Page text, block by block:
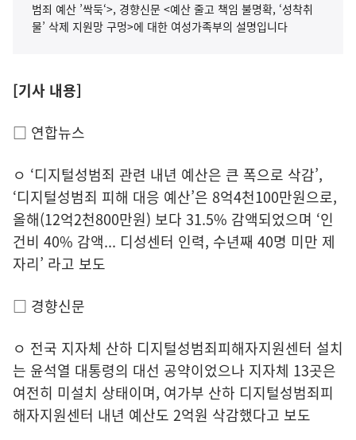
범죄 예산 ’싹둑‘>, 경향신문 <예산 줄고 책임 불명확, ‘성착취
물’ 삭제 지원망 구멍>에 대한 여성가족부의 설명입니다
[기사 내용]
□ 연합뉴스
ㅇ ‘디지털성범죄 관련 내년 예산은 큰 폭으로 삭감’,
‘디지털성범죄 피해 대응 예산’은 8억4천100만원으로,
올해(12억2천800만원) 보다 31.5% 감액되었으며 ‘인
건비 40% 감액... 디성센터 인력, 수년째 40명 미만 제
자리’ 라고 보도
□ 경향신문
ㅇ 전국 지자체 산하 디지털성범죄피해자지원센터 설치
는 윤석열 대통령의 대선 공약이었으나 지자체 13곳은
여전히 미설치 상태이며, 여가부 산하 디지털성범죄피
해자지원센터 내년 예산도 2억원 삭감했다고 보도